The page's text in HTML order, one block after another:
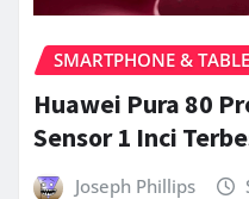
SMARTPHONE &
Huawei Pura 80
Sensor 1 Inci
Joseph Phillips